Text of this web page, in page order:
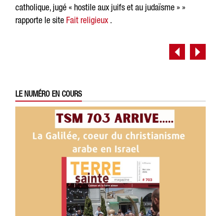
catholique, jugé « hostile aux juifs et au judaïsme » »
rapporte le site Fait religieux .
LE NUMÉRO EN COURS